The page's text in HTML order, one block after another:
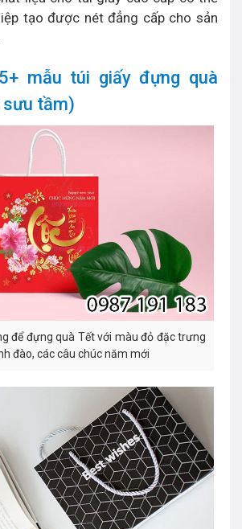
tạo được nét đẳng cấp cho sản
mẫu túi giấy đựng quà
sưu tầm)
để đựng quà Tết với màu đỏ đặc trưng
đào, các câu chúc năm mới